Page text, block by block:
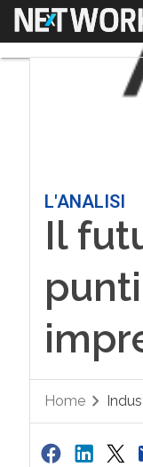
Menu
L'ANALISI
Il
Home